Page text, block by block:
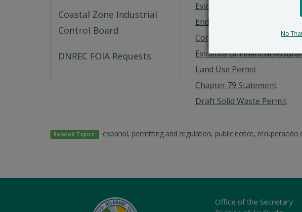
Coastal Zone Industrial
Control Board
DNREC FOIA Requests
Evidence That Product
End Use Market Agreements
Conceptual Closure Plan
Evidence of Financial
Land Use Permit
Chapter 79 Statement
Draft Solid Waste Permit
Related Topics: espanol, permitting and regulation, public notice, recuperación
Office of the Secretary
No